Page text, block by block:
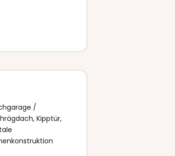
/
Kipptür,